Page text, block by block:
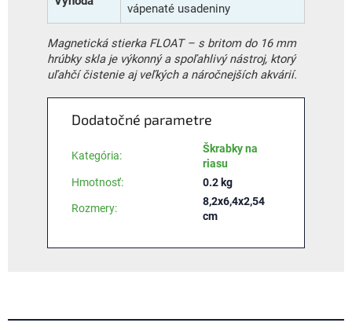
vápenaté usadeniny
Magnetická stierka FLOAT – s britom do 16 mm
hrúbky skla je výkonný a spoľahlivý nástroj, ktorý
uľahčí čistenie aj veľkých a náročnejších akvárií.
Dodatočné parametre
Kategória:
Škrabky na
riasu
Hmotnosť: 0.2 kg
Rozmery:
8,2x6,4x2,54
cm